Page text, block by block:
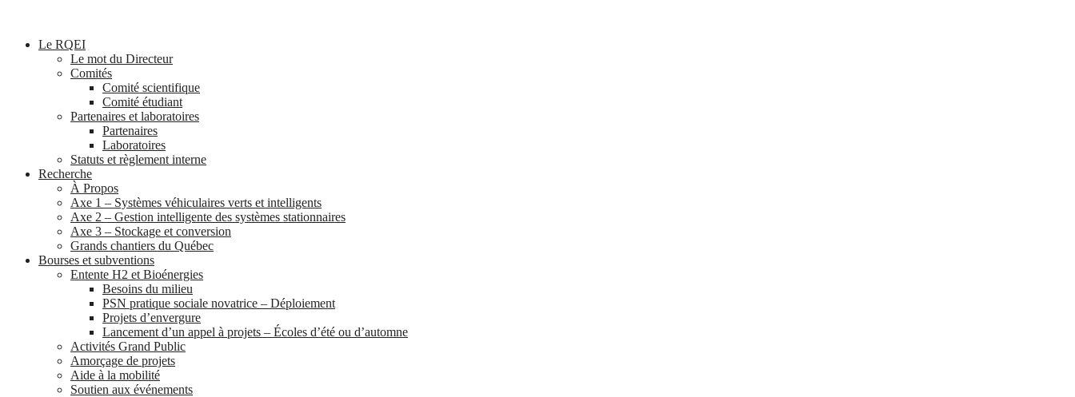
Le RQEI
Le mot du Directeur
Comités
Comité scientifique
Comité étudiant
Partenaires et laboratoires
Partenaires
Laboratoires
Statuts et règlement interne
Recherche
À Propos
Axe 1 – Systèmes véhiculaires verts et intelligents
Axe 2 – Gestion intelligente des systèmes stationnaires
Axe 3 – Stockage et conversion
Grands chantiers du Québec
Bourses et subventions
Entente H2 et Bioénergies
Besoins du milieu
PSN pratique sociale novatrice – Déploiement
Projets d’envergure
Lancement d’un appel à projets – Écoles d’été ou d’automne
Activités Grand Public
Amorçage de projets
Aide à la mobilité
Soutien aux événements